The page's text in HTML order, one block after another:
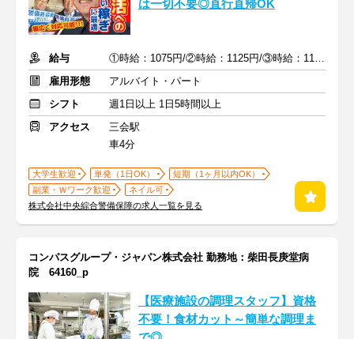
は一切不要◎直行直帰OK
給与
①時給：1075円/②時給：1125円/③時給：1175円
雇用形態
アルバイト・パート
シフト
週1日以上 1日5時間以上
アクセス
三会駅
車4分
大学生歓迎 単発（1日OK）
短期（1ヶ月以内OK）
副業・Ｗワーク歓迎
ネイル可
株式会社中央綜合警備保障の求人一覧を見る
コンパスグループ・ジャパン株式会社 勤務地：柴田長庚堂病
院 64160_p
【医療施設の調理スタッフ】資格
不要！食材カット～簡単な調理ま